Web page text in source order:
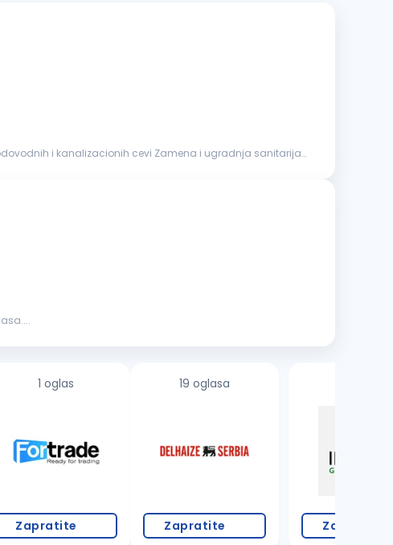
1 oglas
Zapratite
19 oglasa
Zapratite Zapratite